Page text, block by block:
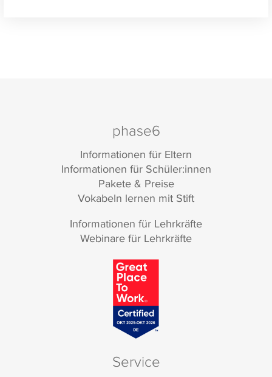
phase6
Informationen für Eltern
Informationen für Schüler:innen
Pakete & Preise
Vokabeln lernen mit Stift
Informationen für Lehrkräfte
Webinare für Lehrkräfte
Service